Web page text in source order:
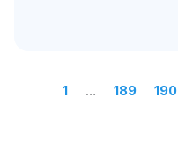
1 … 189 190